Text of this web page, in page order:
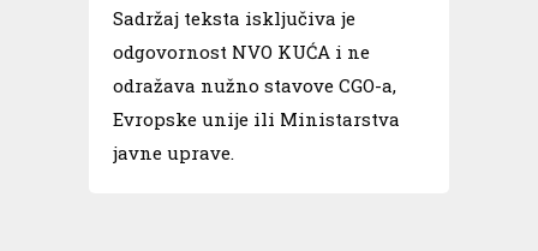
Sadržaj teksta isključiva je
odgovornost NVO KUĆA i ne
odražava nužno stavove CGO-a,
Evropske unije ili Ministarstva
javne uprave.